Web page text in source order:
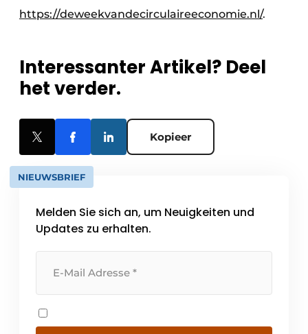
https://deweekvandecirculaireeconomie.nl/.
Interessanter Artikel? Deel
het verder.
Kopieer
NIEUWSBRIEF
Melden Sie sich an, um Neuigkeiten und
Updates zu erhalten.